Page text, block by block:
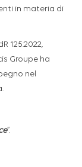
in materia di
125:2022,
Groupe ha
nel
”.